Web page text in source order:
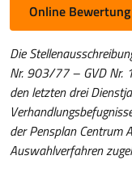
Online Bewertung
Die
Nr. 903/77 – GVD Nr.
den letzten drei
der Pensplan Centrum
Auswahlverfahren